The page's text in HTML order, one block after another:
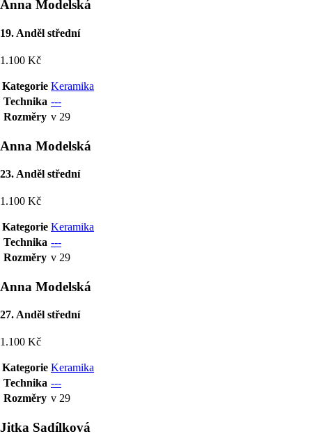
Anna Modelská
19. Anděl střední
1.100 Kč
Kategorie Keramika
Technika ---
Rozměry v 29
Anna Modelská
23. Anděl střední
1.100 Kč
Kategorie Keramika
Technika ---
Rozměry v 29
Anna Modelská
27. Anděl střední
1.100 Kč
Kategorie Keramika
Technika ---
Rozměry v 29
Jitka Sadílková